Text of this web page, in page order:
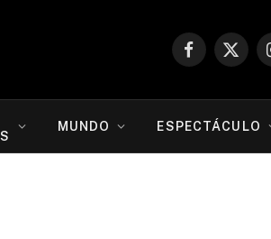
Facebook
X
MUNDO ESPECTÁCULO